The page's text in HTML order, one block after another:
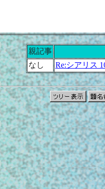
親記事
なし
Re:シアリス